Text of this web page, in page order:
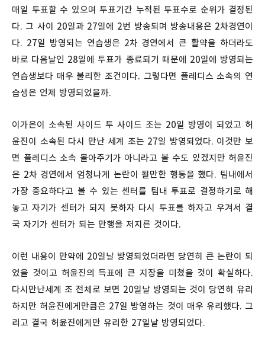
매일 투표할 수 있으며 투표기간 누적된 투표수로 순위가 결정된
다. 그 사이 20일과 27일에 2번 방송되며 방송내용은 2차경연이
다. 27일 방영되는 연습생은 2차 경연에서 큰 활약을 하더라도
바로 다음날인 28일에 투표가 종료되기 때문에 20일에 방영되는
연습생보다 매우 불리한 조건이다. 그렇다면 플레디스 소속의 연
습생은 언제 방영되었을까.
이가은이 소속된 사이드 투 사이드 조는 20일 방영이 되었고 허
윤진이 소속된 다시 만난 세계 조는 27일 방영되었다. 이것만 보
면 플레디스 소속 몰아주기가 아니라고 볼 수도 있겠지만 허윤진
은 2차 경연에서 엄청나게 논란이 될만한 행동을 했다. 팀내에서
가장 중요하다고 볼 수 있는 센터를 팀내 투표로 결정하기로 해
놓고 자기가 센터가 되지 못하자 다시 투표를 하자고 우겨서 결
국 자기가 센터가 되는 만행을 저지른 것이다.
이런 내용이 만약에 20일날 방영되었더라면 당연히 큰 논란이 되
었을 것이고 허윤진의 득표에 큰 지장을 미쳤을 것이 확실하다.
다시만난세계 조 전체로 보면 20일날 방영되는 것이 당연히 유리
하지만 허윤진에게만큼은 27일 방영하는 것이 매우 유리했다. 그
리고 결국 허윤진에게만 유리한 27일날 방영되었다.